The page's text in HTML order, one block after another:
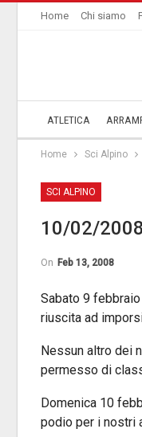
Home Chi siamo
ATLETICA
Home Sci Alpino
SCI ALPINO
10/02/
On Feb 13, 2008
Sabato 9
riuscita ad
Nessun altro dei
permesso di
Domenica 10
podio per i nostri